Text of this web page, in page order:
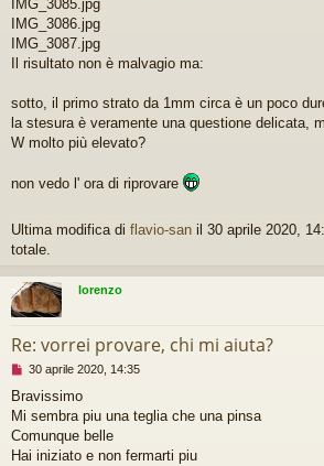
IMG_3085.jpg
IMG_3086.jpg
IMG_3087.jpg
Il risultato non è malvagio ma:
sotto, il primo strato da 1mm circa è un poco
la stesura è veramente una questione delicata,
W molto più elevato?
non vedo l' ora di riprovare
Ultima modifica di flavio-san il 30 aprile 2020,
totale.
lorenzo
Re: vorrei provare, chi mi aiuta?
M
s
s
a
g
30 aprile 2020, 14:35
Bravissimo
Mi sembra piu una teglia che una pinsa
Comunque belle
Hai iniziato e non fermarti piu